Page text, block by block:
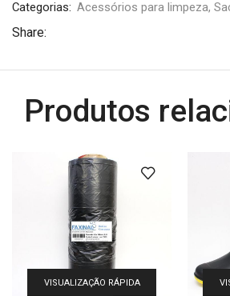
Categorias: Acessórios para limpeza,
Share:
Produtos
VISUALIZAÇÃO RÁPIDA